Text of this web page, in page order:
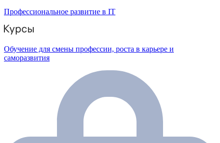
Профессиональное развитие в IT
Обучение для смены профессии, роста в карьере и
саморазвития